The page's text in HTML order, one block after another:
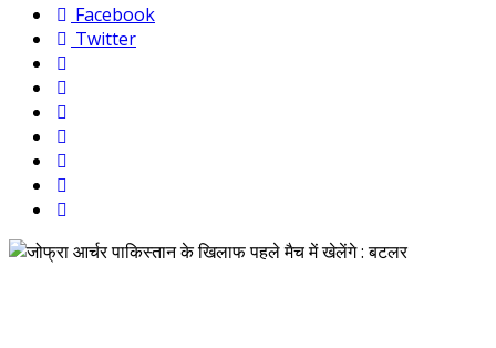
Facebook
Twitter